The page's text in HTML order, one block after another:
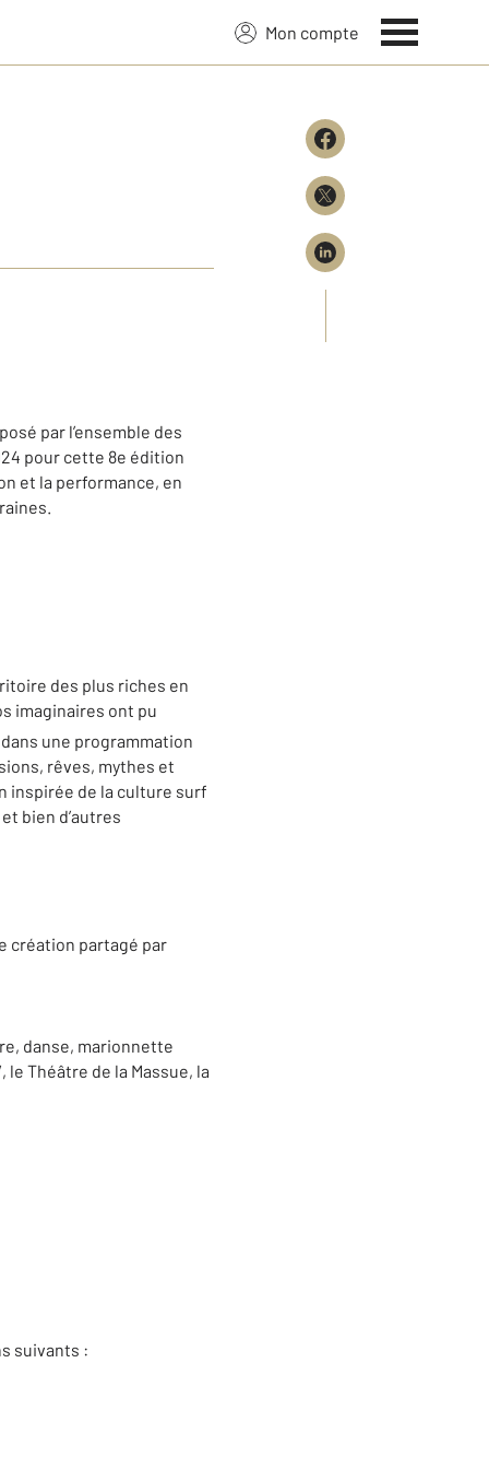
Mon compte
par l’ensemble des
pour cette 8e édition
et la performance, en
des plus riches en
imaginaires ont pu
une programmation
rêves, mythes et
inspirée de la culture surf
bien d’autres
création partagé par
danse, marionnette
Théâtre de la Massue, la
suivants :